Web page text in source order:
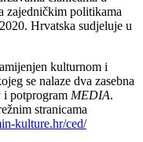
zajedničkim politikama
Hrvatska sudjeluje u
kulturnom i
se nalaze dva zasebna
i potprogram MEDIA.
stranicama
kulture.hr/ced/